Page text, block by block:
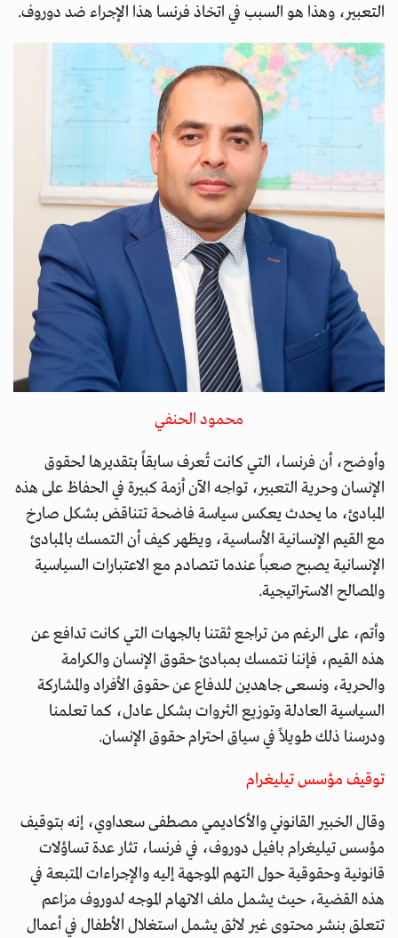
التعبير، وهذا هو السبب في اتخاذ فرنسا هذا الإجراء ضد دوروف.
محمود الحنفي
وأوضح، أن فرنسا، التي كانت تُعرف سابقاً بتقديرها لحقوق
الإنسان وحرية التعبير، تواجه الآن أزمة كبيرة في الحفاظ على هذه
المبادئ، ما يحدث يعكس سياسة فاضحة تتناقض بشكل صارخ
مع القيم الإنسانية الأساسية، ويظهر كيف أن التمسك بالمبادئ
الإنسانية يصبح صعباً عندما تتصادم مع الاعتبارات السياسية
والمصالح الاستراتيجية.
وأتم، على الرغم من تراجع ثقتنا بالجهات التي كانت تدافع عن
هذه القيم، فإننا نتمسك بمبادئ حقوق الإنسان والكرامة
والحرية، ونسعى جاهدين للدفاع عن حقوق الأفراد والمشاركة
السياسية العادلة وتوزيع الثروات بشكل عادل، كما تعلمنا
ودرسنا ذلك طويلاً في سياق احترام حقوق الإنسان.
توقيف مؤسس تيليغرام
وقال الخبير القانوني والأكاديمي مصطفى سعداوي، إنه بتوقيف
مؤسس تيليغرام بافيل دوروف، في فرنسا، تثار عدة تساؤلات
قانونية وحقوقية حول التهم الموجهة إليه والإجراءات المتبعة في
هذه القضية، حيث يشمل ملف الاتهام الموجه لدوروف مزاعم
تتعلق بنشر محتوى غير لائق يشمل استغلال الأطفال في أعمال